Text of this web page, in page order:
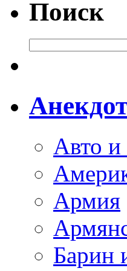
Поиск
Авто и
Армия
Барин